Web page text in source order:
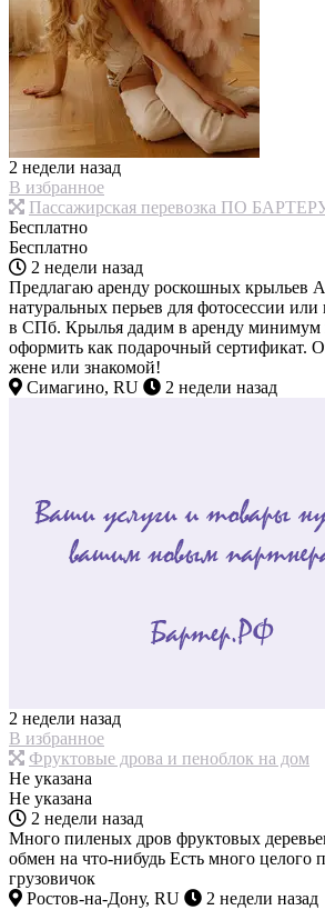
2 недели назад
В избранное
Пассажирская перевозка ПО
Бесплатно
Бесплатно
2 недели назад
Предлагаю аренду роскошных крыльев
натуральных перьев для фотосессии
в СПб. Крылья дадим в аренду минимум
оформить как подарочный сертификат.
жене или знакомой!
Симагино, RU
2 недели назад
2 недели назад
В избранное
Фруктовые дрова и пеноблок на дом
Не указана
Не указана
2 недели назад
Много пиленых дров фруктовых
обмен на что-нибудь Есть много целого
грузовичок
Ростов-на-Дону, RU
2 недели назад